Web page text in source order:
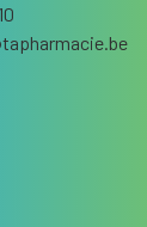
tapharmacie.be